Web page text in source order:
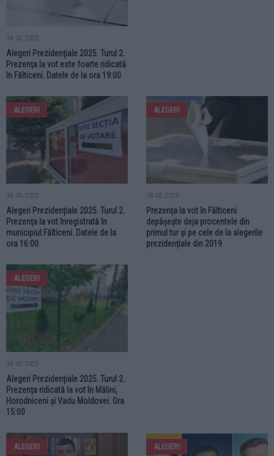
18.05.2025
Alegeri Prezidențiale 2025. Turul 2.
Prezența la vot este foarte ridicată
în Fălticeni. Datele de la ora 19:00
ALEGERI
18.05.2025
Alegeri Prezidențiale 2025. Turul 2.
Prezența la vot înregistrată în
municipiul Fălticeni. Datele de la
ora 16:00
ALEGERI
18.05.2025
Prezența la vot în Fălticeni
depășește deja procentele din
primul tur și pe cele de la alegerile
prezidențiale din 2019
ALEGERI
18.05.2025
Alegeri Prezidențiale 2025. Turul 2.
Prezența ridicată la vot în Mălini,
Horodniceni și Vadu Moldovei. Ora
15:00
ALEGERI ALEGERI